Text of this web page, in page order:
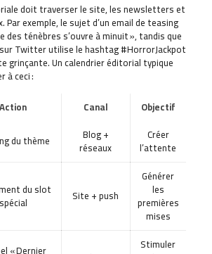
doit traverser le site, les newsletters et
Par exemple, le sujet d’un email de teasing
des ténèbres s’ouvre à minuit », tandis que
Twitter utilise le hashtag #HorrorJackpot
grinçante. Un calendrier éditorial typique
à ceci :
Action Canal
Objectif
du thème Blog +
réseaux
Créer
l’attente
du slot
spécial Site + push
Générer
les
premières
mises
« Dernier Stimuler